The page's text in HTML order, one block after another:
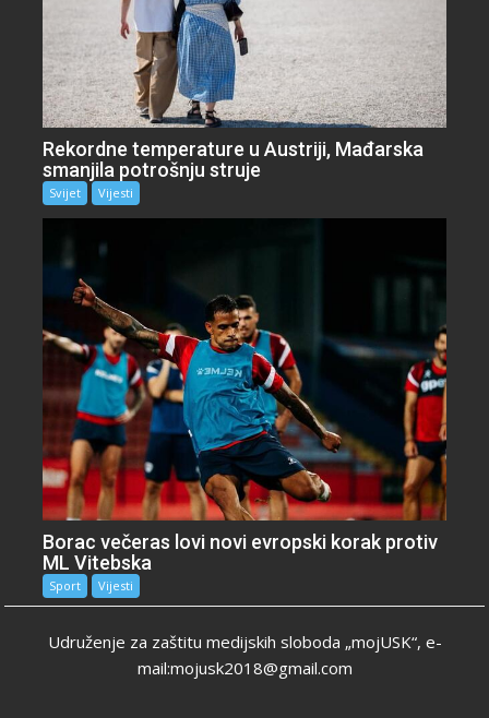
Rekordne temperature u Austriji, Mađarska
smanjila potrošnju struje
Svijet Vijesti
Borac večeras lovi novi evropski korak protiv
ML Vitebska
Sport Vijesti
Udruženje za zaštitu medijskih sloboda „mojUSK“, e-
mail:mojusk2018@gmail.com